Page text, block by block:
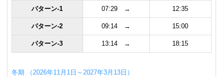
パターン-1 07:29 → 12:35
パターン-2 09:14 → 15:00
パターン-3 13:14 → 18:15
冬期 （2026年11月1日～2027年3月13日）